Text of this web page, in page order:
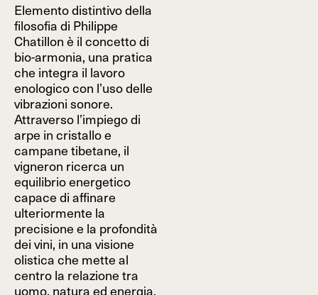
Elemento distintivo della
filosofia di Philippe
Chatillon è il concetto di
bio-armonia, una pratica
che integra il lavoro
enologico con l’uso delle
vibrazioni sonore.
Attraverso l’impiego di
arpe in cristallo e
campane tibetane, il
vigneron ricerca un
equilibrio energetico
capace di affinare
ulteriormente la
precisione e la profondità
dei vini, in una visione
olistica che mette al
centro la relazione tra
uomo, natura ed energia.